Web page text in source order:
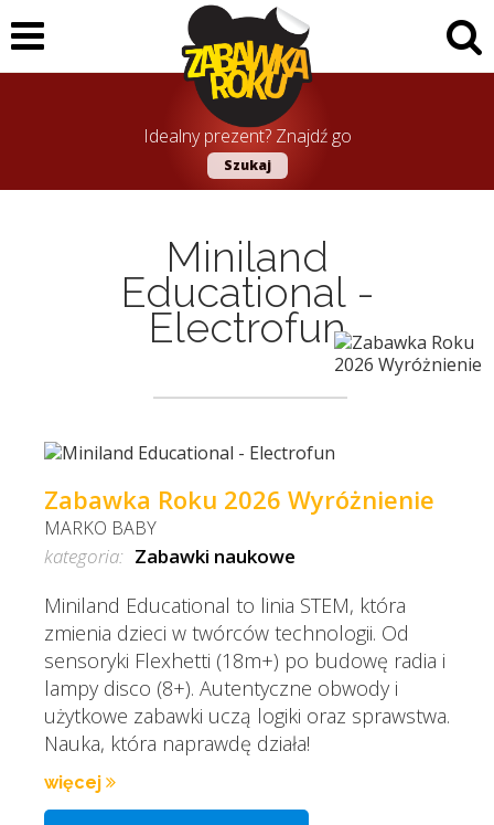
Idealny prezent? Znajdź go
Szukaj
Miniland
Educational -
Electrofun
Zabawka Roku 2026 Wyróżnienie
MARKO BABY
kategoria: Zabawki naukowe
Miniland Educational to linia STEM, która
zmienia dzieci w twórców technologii. Od
sensoryki Flexhetti (18m+) po budowę radia i
lampy disco (8+). Autentyczne obwody i
użytkowe zabawki uczą logiki oraz sprawstwa.
Nauka, która naprawdę działa!
więcej